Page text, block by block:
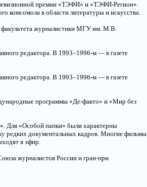
премии «ТЭФИ» и «ТЭФИ-Регион».
комсомола в области литературы и искусства.
факультета журналистики МГУ им. М.В.
редактора. В 1993–1996-м — в газете
редактора. В 1993–1996-м — в газете
программы «Де-факто» и «Мир без
Для «Особой папки» были характерны
редких документальных кадров. Многие фильмы
в эфир.
журналистов России и гран-при